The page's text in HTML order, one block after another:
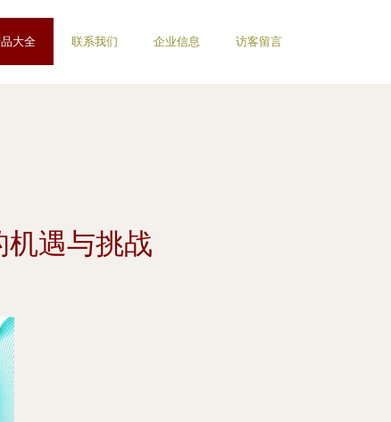
大全 联系我们 企业信息 访客留言
遇与挑战